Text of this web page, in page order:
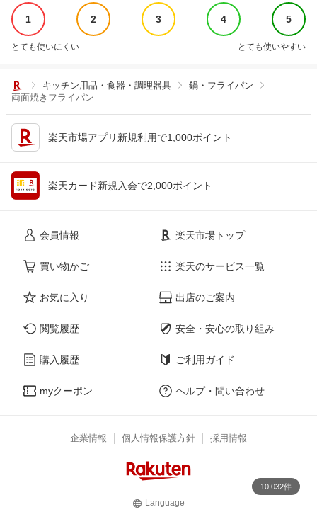
1 2 3 4 5
とても使いにくい とても使いやすい
キッチン用品・食器・調理器具
鍋・フライパン
両面焼きフライパン
楽天市場アプリ新規利用で1,000ポイント
楽天カード新規入会で2,000ポイント
会員情報
買い物かご
お気に入り
閲覧履歴
購入履歴
myクーポン
楽天市場トップ
楽天のサービス一覧
出店のご案内
安全・安心の取り組み
ご利用ガイド
ヘルプ・問い合わせ
企業情報 個人情報保護方針 採用情報
Language
10,032件